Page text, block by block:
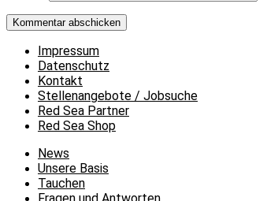
Impressum
Datenschutz
Kontakt
Stellenangebote / Jobsuche
Red Sea Partner
Red Sea Shop
News
Unsere Basis
Tauchen